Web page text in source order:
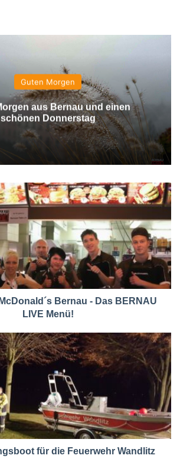
Guten Morgen
aus Bernau und einen
schönen Donnerstag
Bernau - Das BERNAU
LIVE Menü!
für die Feuerwehr Wandlitz